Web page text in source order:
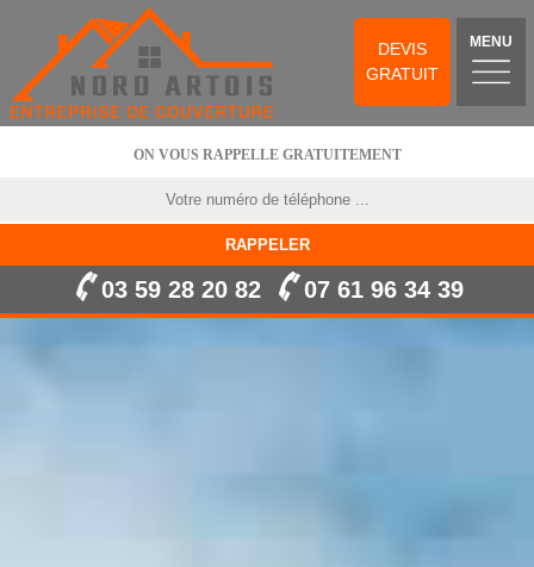
DEVIS
GRATUIT
MENU
ON VOUS RAPPELLE GRATUITEMENT
03 59 28 20 82 07 61 96 34 39